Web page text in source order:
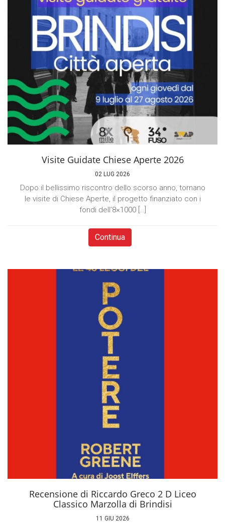
Visite Guidate Chiese Aperte 2026
02 LUG 2026
Dopo il bellissimo riscontro dello scorso anno, tornano
le visite di Chiese Aperte, il progetto finanziato con i
fondi dell’8×1000 […]
Continua
Recensione di Riccardo Greco 2 D Liceo
Classico Marzolla di Brindisi
11 GIU 2026